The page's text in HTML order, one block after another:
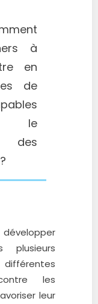
à
en
de
le
des
développer
les
leur